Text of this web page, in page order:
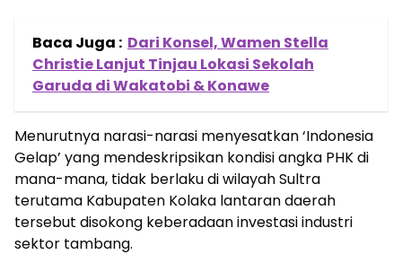
Baca Juga : Dari Konsel, Wamen Stella
Christie Lanjut Tinjau Lokasi Sekolah
Garuda di Wakatobi & Konawe
Menurutnya narasi-narasi menyesatkan ‘Indonesia
Gelap’ yang mendeskripsikan kondisi angka PHK di
mana-mana, tidak berlaku di wilayah Sultra
terutama Kabupaten Kolaka lantaran daerah
tersebut disokong keberadaan investasi industri
sektor tambang.